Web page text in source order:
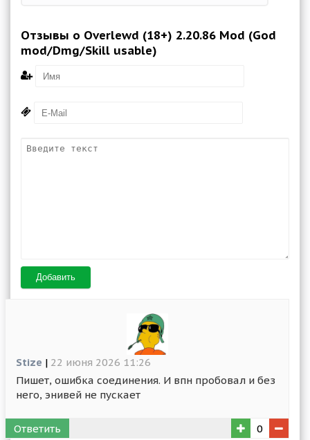
Отзывы о Overlewd (18+) 2.20.86 Mod (God
mod/Dmg/Skill usable)
Добавить
Stize | 22 июня 2026 11:26
Пишет, ошибка соединения. И впн пробовал и без
него, энивей не пускает
Ответить 0